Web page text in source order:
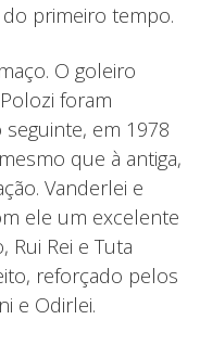
primeiro tempo.
O goleiro
foram
em 1978
que à antiga,
Vanderlei e
ele um excelente
Rui Rei e Tuta
reforçado pelos
e Odirlei.